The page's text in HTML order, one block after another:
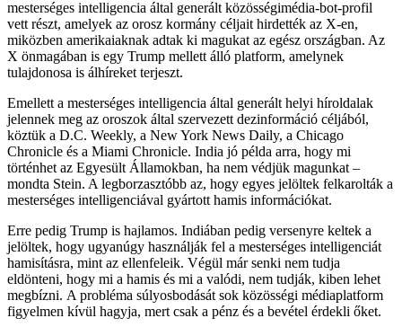
mesterséges intelligencia által generált közösségimédia-bot-profil
vett részt, amelyek az orosz kormány céljait hirdették az X-en,
miközben amerikaiaknak adtak ki magukat az egész országban. Az
X önmagában is egy Trump mellett álló platform, amelynek
tulajdonosa is álhíreket terjeszt.
Emellett a mesterséges intelligencia által generált helyi híroldalak
jelennek meg az oroszok által szervezett dezinformáció céljából,
köztük a D.C. Weekly, a New York News Daily, a Chicago
Chronicle és a Miami Chronicle. India jó példa arra, hogy mi
történhet az Egyesült Államokban, ha nem védjük magunkat –
mondta Stein. A legborzasztóbb az, hogy egyes jelöltek felkarolták a
mesterséges intelligenciával gyártott hamis információkat.
Erre pedig Trump is hajlamos. Indiában pedig versenyre keltek a
jelöltek, hogy ugyanúgy használják fel a mesterséges intelligenciát
hamisításra, mint az ellenfeleik. Végül már senki nem tudja
eldönteni, hogy mi a hamis és mi a valódi, nem tudják, kiben lehet
megbízni. A probléma súlyosbodását sok közösségi médiaplatform
figyelmen kívül hagyja, mert csak a pénz és a bevétel érdekli őket.